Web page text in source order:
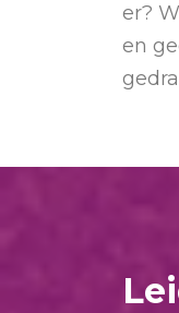
er?
en